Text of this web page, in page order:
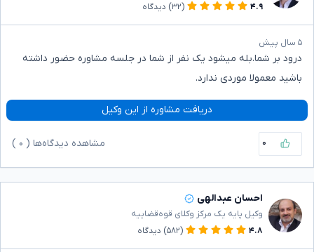
۴.۹
(۳۲) دیدگاه
۵ سال پیش
درود بر شما.بله میشود یک نفر از شما در جلسه مشاوره حضور داشته
باشید معمولا موردی ندارد.
دریافت مشاوره از این وکیل
۰ مشاهده دیدگاه‌ها ( ۰
احسان عبدالهی
وکیل پایه یک مرکز وکلای قوه‌قضاییه
۴.۸
(۵۸۲) دیدگاه